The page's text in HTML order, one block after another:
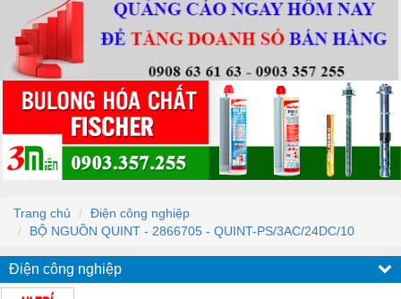
Trang chủ
Điện công nghiệp
BỘ NGUỒN QUINT - 2866705 - QUINT-PS/3AC/24DC/10
Điện công nghiệp